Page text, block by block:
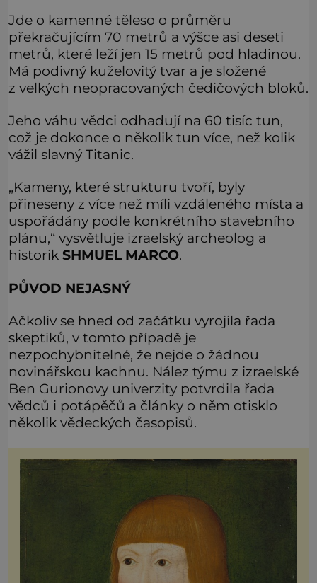
Jde o kamenné těleso o průměru
překračujícím 70 metrů a výšce asi deseti
metrů, které leží jen 15 metrů pod hladinou.
Má podivný kuželovitý tvar a je složené
z velkých neopracovaných čedičových bloků.
Jeho váhu vědci odhadují na 60 tisíc tun,
což je dokonce o několik tun více, než kolik
vážil slavný Titanic.
„Kameny, které strukturu tvoří, byly
přineseny z více než míli vzdáleného místa a
uspořádány podle konkrétního stavebního
plánu,“ vysvětluje izraelský archeolog a
historik SHMUEL MARCO.
PŮVOD NEJASNÝ
Ačkoliv se hned od začátku vyrojila řada
skeptiků, v tomto případě je
nezpochybnitelné, že nejde o žádnou
novinářskou kachnu. Nález týmu z izraelské
Ben Gurionovy univerzity potvrdila řada
vědců i potápěčů a články o něm otisklo
několik vědeckých časopisů.